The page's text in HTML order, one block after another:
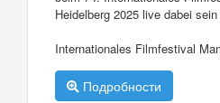
Heidelberg 2025 live dabei
Internationales Filmfestival
Подробности